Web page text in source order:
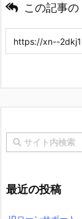
この記事
最近の投稿